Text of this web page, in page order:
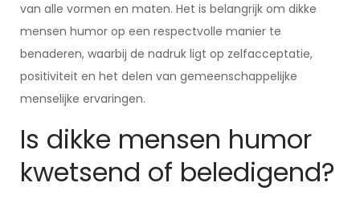
van alle vormen en maten. Het is belangrijk om dikke
mensen humor op een respectvolle manier te
benaderen, waarbij de nadruk ligt op zelfacceptatie,
positiviteit en het delen van gemeenschappelijke
menselijke ervaringen.
Is dikke mensen humor
kwetsend of beledigend?